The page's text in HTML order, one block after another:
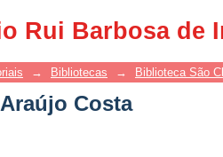
Rui Barbosa de
Costa
→ Bibliotecas → Biblioteca São
Costa